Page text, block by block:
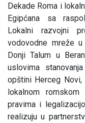
Dekade Roma i
Egipćana sa
Lokalni razvojni
vodovodne mreže
Donji Talum u
uslovima
opštini Herceg Novi,
lokalnom
pravima i
realizuju u